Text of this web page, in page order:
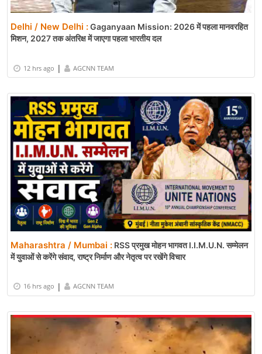
Delhi / New Delhi :Gaganyaan Mission: 2026 में पहला मानवरहित
मिशन, 2027 तक अंतरिक्ष में जाएगा पहला भारतीय दल
12 hrs ago | AGCNN TEAM
Maharashtra / Mumbai : RSS प्रमुख मोहन भागवत I.I.M.U.N. सम्मेलन
में युवाओं से करेंगे संवाद, राष्ट्र निर्माण और नेतृत्व पर रखेंगे विचार
16 hrs ago | AGCNN TEAM